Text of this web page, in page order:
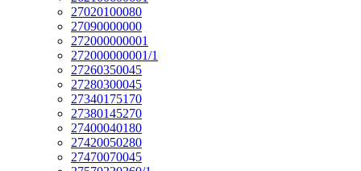
27020100080
27090000000
272000000001
272000000001/1
27260350045
27280300045
27340175170
27380145270
27400040180
27420050280
27470070045